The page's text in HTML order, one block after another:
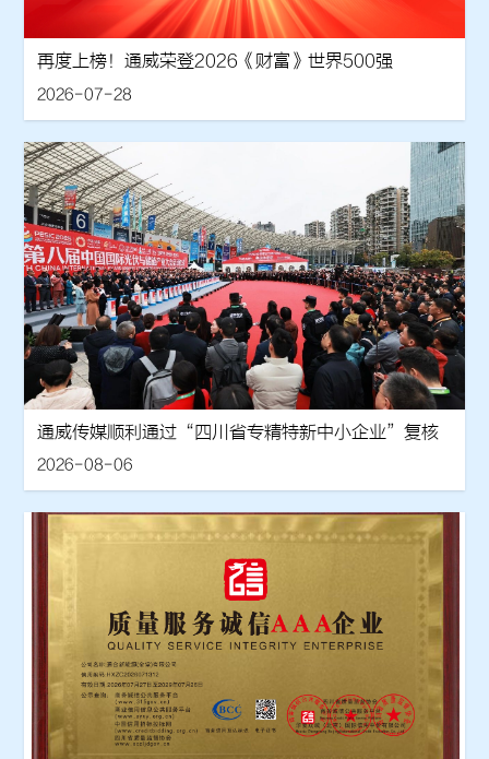
再度上榜！通威荣登2026《财富》世界500强
2026-07-28
通威传媒顺利通过“四川省专精特新中小企业”复核
2026-08-06